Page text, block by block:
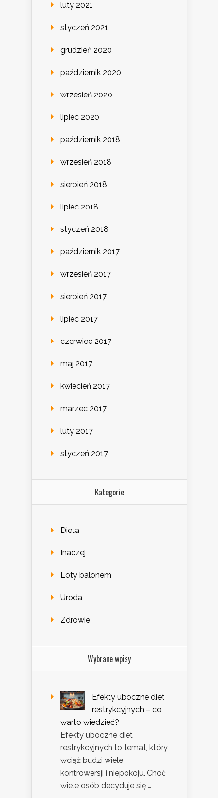
luty 2021
styczeń 2021
grudzień 2020
październik 2020
wrzesień 2020
lipiec 2020
październik 2018
wrzesień 2018
sierpień 2018
lipiec 2018
styczeń 2018
październik 2017
wrzesień 2017
sierpień 2017
lipiec 2017
czerwiec 2017
maj 2017
kwiecień 2017
marzec 2017
luty 2017
styczeń 2017
Kategorie
Dieta
Inaczej
Loty balonem
Uroda
Zdrowie
Wybrane wpisy
Efekty uboczne diet
restrykcyjnych – co
warto wiedzieć?
Efekty uboczne diet
restrykcyjnych to temat, który
wciąż budzi wiele
kontrowersji i niepokoju. Choć
wiele osób decyduje się …